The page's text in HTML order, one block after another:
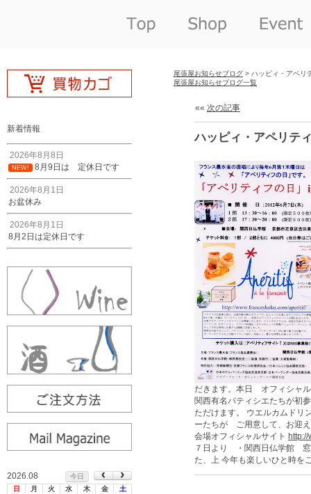
新着情報
2026年8月8日
NEW! 8月9日は 定休日です
2026年8月1日
お盆休み
2026年8月1日
8月2日は定休日です
2026.08
今日
日
月 火 水 木 金
土
尾張屋お知らせブログ > ハッピィ・アペリ
尾張屋お知らせブログ一覧
«« 次の記事
ハッピィ・アペリテ
だきます。本日 オフィシャ
関西有名パティシエたちが初
ただけます。 ウエルカムド
ーたちが ご用意して、お迎
会場オフィシャルサイト
７日より ・関西日仏学館
た、上 今年も楽しいひと時